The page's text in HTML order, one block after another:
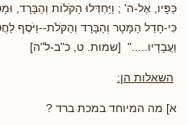
כַּפָּיו, אֶל-ה' ; וַיַּחְדְּלוּ הַקֹּלוֹת וְהַבָּרָד,
כִּי-חָדַל הַמָּטָר וְהַבָּרָד וְהַקֹּלֹת--וַיֹּסֶף
וַעֲבָדָיו ....." [שמות. ט, כ"ב-ל"ה]
השאלות הן:
א] מה המיוחד במכת ברד ?